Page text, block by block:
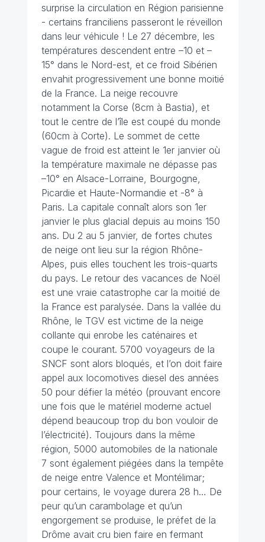
surprise la circulation en Région parisienne
- certains franciliens passeront le réveillon
dans leur véhicule ! Le 27 décembre, les
températures descendent entre –10 et –
15° dans le Nord-est, et ce froid Sibérien
envahit progressivement une bonne moitié
de la France. La neige recouvre
notamment la Corse (8cm à Bastia), et
tout le centre de l’île est coupé du monde
(60cm à Corte). Le sommet de cette
vague de froid est atteint le 1er janvier où
la température maximale ne dépasse pas
–10° en Alsace-Lorraine, Bourgogne,
Picardie et Haute-Normandie et -8° à
Paris. La capitale connaît alors son 1er
janvier le plus glacial depuis au moins 150
ans. Du 2 au 5 janvier, de fortes chutes
de neige ont lieu sur la région Rhône-
Alpes, puis elles touchent les trois-quarts
du pays. Le retour des vacances de Noël
est une vraie catastrophe car la moitié de
la France est paralysée. Dans la vallée du
Rhône, le TGV est victime de la neige
collante qui enrobe les caténaires et
coupe le courant. 5700 voyageurs de la
SNCF sont alors bloqués, et l’on doit faire
appel aux locomotives diesel des années
50 pour défier la météo (prouvant encore
une fois que le matériel moderne actuel
dépend beaucoup trop du bon vouloir de
l’électricité). Toujours dans la même
région, 5000 automobiles de la nationale
7 sont également piégées dans la tempête
de neige entre Valence et Montélimar;
pour certains, le voyage durera 28 h… De
peur qu’un carambolage et qu’un
engorgement se produise, le préfet de la
Drôme avait cru bien faire en fermant